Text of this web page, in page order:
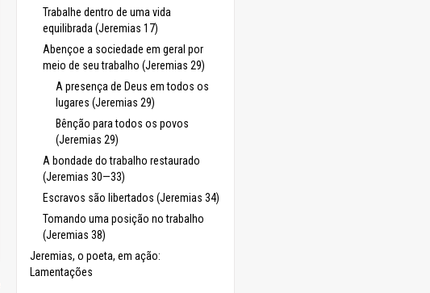
Trabalhe dentro de uma vida
equilibrada (Jeremias 17)
Abençoe a sociedade em geral por
meio de seu trabalho (Jeremias 29)
A presença de Deus em todos os
lugares (Jeremias 29)
Bênção para todos os povos
(Jeremias 29)
A bondade do trabalho restaurado
(Jeremias 30—33)
Escravos são libertados (Jeremias 34)
Tomando uma posição no trabalho
(Jeremias 38)
Jeremias, o poeta, em ação:
Lamentações